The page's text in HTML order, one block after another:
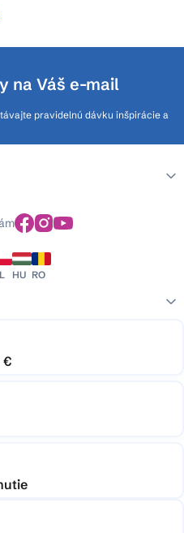
na Váš e-mail
pravidelnú dávku inšpirácie a
HU RO
€